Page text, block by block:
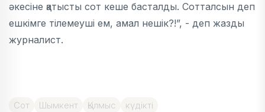
әкесіне қатысты сот кеше басталды. Сотталсын деп
ешкімге тілемеуші ем, амал нешік?!”, - деп жазды
журналист.
Сот Шымкент Қылмыс күдікті